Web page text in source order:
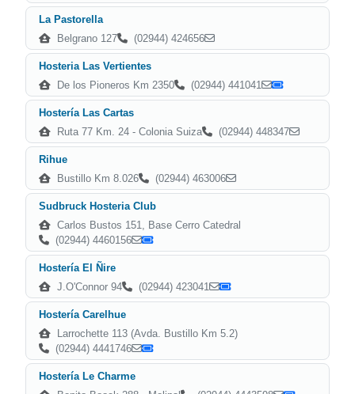
La Pastorella
Belgrano 127
(02944) 424656
Hosteria Las Vertientes
De los Pioneros Km 2350
(02944) 441041
Hostería Las Cartas
Ruta 77 Km. 24 - Colonia Suiza
(02944) 448347
Rihue
Bustillo Km 8.026
(02944) 463006
Sudbruck Hosteria Club
Carlos Bustos 151, Base Cerro Catedral
(02944) 4460156
Hostería El Ñire
J.O'Connor 94
(02944) 423041
Hostería Carelhue
Larrochette 113 (Avda. Bustillo Km 5.2)
(02944) 4441746
Hostería Le Charme